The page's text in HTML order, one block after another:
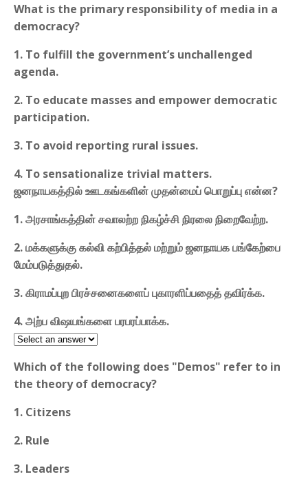
What is the primary responsibility of media in a
democracy?
1. To fulfill the government’s unchallenged
agenda.
2. To educate masses and empower democratic
participation.
3. To avoid reporting rural issues.
4. To sensationalize trivial matters.
ஜனநாயகத்தில் ஊடகங்களின் முதன்மைப் பொறுப்பு என்ன?
1. அரசாங்கத்தின் சவாலற்ற நிகழ்ச்சி நிரலை நிறைவேற்ற.
2. மக்களுக்கு கல்வி கற்பித்தல் மற்றும் ஜனநாயக பங்கேற்பை
மேம்படுத்துதல்.
3. கிராமப்புற பிரச்சனைகளைப் புகாரளிப்பதைத் தவிர்க்க.
4. அற்ப விஷயங்களை பரபரப்பாக்க.
Which of the following does "Demos" refer to in
the theory of democracy?
1. Citizens
2. Rule
3. Leaders